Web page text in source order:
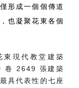
形成一個個傳道
也凝聚花東各個
東現代教堂建築
卷 2649 張建築
具代表性的七座